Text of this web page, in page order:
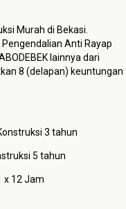
Murah di Bekasi.
Anti Rayap
lainnya dari
8 (delapan) keuntungan
3 tahun
5 tahun
x 12 Jam